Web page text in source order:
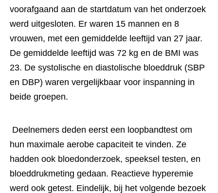
voorafgaand aan de startdatum van het onderzoek
werd uitgesloten. Er waren 15 mannen en 8
vrouwen, met een gemiddelde leeftijd van 27 jaar.
De gemiddelde leeftijd was 72 kg en de BMI was
23. De systolische en diastolische bloeddruk (SBP
en DBP) waren vergelijkbaar voor inspanning in
beide groepen.
hun maximale aerobe capaciteit te vinden. Ze
hadden ook bloedonderzoek, speeksel testen, en
bloeddrukmeting gedaan. Reactieve hyperemie
werd ook getest. Eindelijk, bij het volgende bezoek